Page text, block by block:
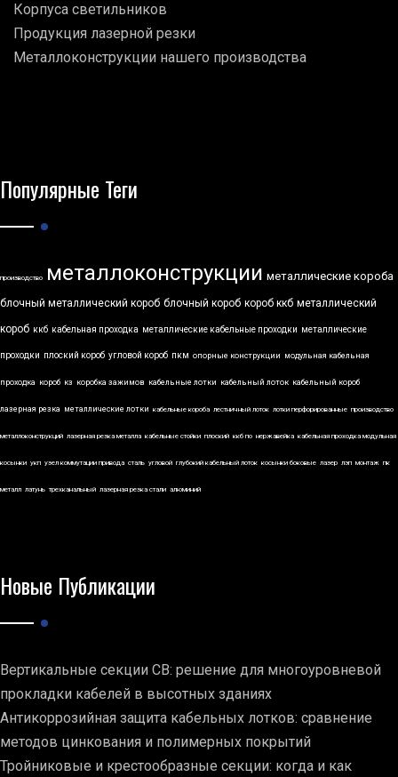
Корпуса светильников
Продукция лазерной резки
Металлоконструкции нашего производства
Популярные Теги
производство металлоконструкции металлические короба
блочный металлический короб блочный короб короб ккб металлический
короб ккб кабельная проходка металлические кабельные проходки металлические
проходки плоский короб угловой короб пкм опорные конструкции модульная кабельная
проходка короб кз коробка зажимов кабельные лотки кабельный лоток кабельный короб
лазерная резка металлические лотки кабельные короба лестничный лоток лотки перфорированные производство
металлоконструкций лазерная резка металла кабельные стойки плоский ккб по нержавейка кабельная проходка модульная
косынки укп узел коммутации привода сталь угловой глубокий кабельный лоток косынки боковые лазер лэп монтаж пк
металл латунь трехканальный лазерная резка стали алюминий
Новые Публикации
Вертикальные секции СВ: решение для многоуровневой
прокладки кабелей в высотных зданиях
Антикоррозийная защита кабельных лотков: сравнение
методов цинкования и полимерных покрытий
Тройниковые и крестообразные секции: когда и как